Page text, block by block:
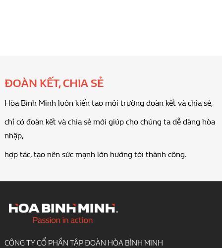
ĐOÀN KẾT, CHIA SẺ
Hòa Bình Minh luôn kiến tạo môi trường đoàn kết và chia sẻ,
chỉ có đoàn kết và chia sẻ mới giúp cho chúng ta dễ dàng hòa
nhập,
hợp tác, tạo nên sức mạnh lớn hướng tới thành công.
CÔNG TY CỔ PHẦN TẬP ĐOÀN HÒA BÌNH MINH